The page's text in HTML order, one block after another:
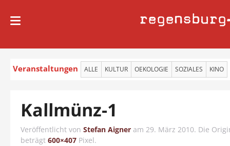
regensburg
Veranstaltungen ALLE KULTUR OEKOLOGIE SOZIALES KINO
Kallmünz-1
Veröffentlicht von Stefan Aigner am 29. März 2010. Die
beträgt 600×407 Pixel.